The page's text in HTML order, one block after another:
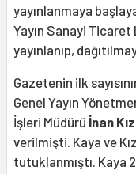
yayınlanmaya
Yayın Sanayi
yayınlanıp,
Gazetenin ilk
Genel Yayın
İşleri Müdürü İnan
verilmişti. Kaya ve
tutuklanmıştı. Kaya